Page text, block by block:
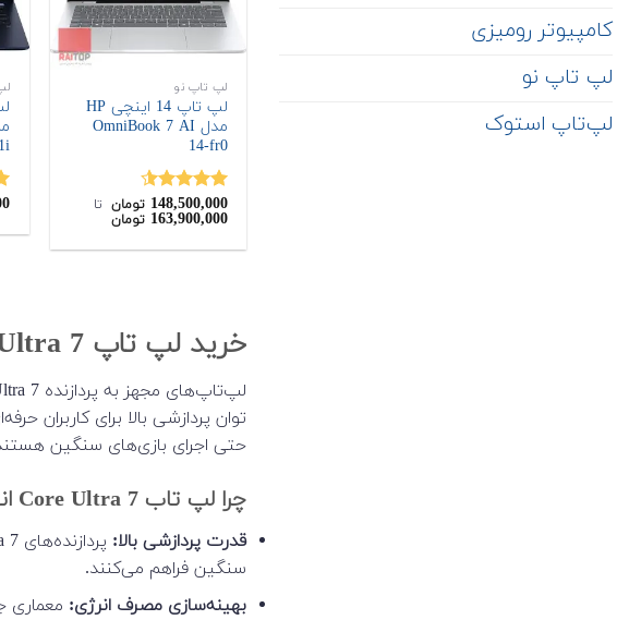
کامپیوتر رومیزی
لپ تاپ نو
لپ‌تاپ استوک
لپ تاپ نو
لپ تاپ 14 اینچی HP
مدل OmniBook 7 AI
14-fr0
نمره4.50
از 5
148,500,000 تومان ‌ تا ‌
163,900,000 تومان
خرید لپ تاپ Core Ultra 7
توان پردازشی بالا برای کاربران
حتی اجرای بازی‌های سنگین
چرا لپ تاب Core Ultra 7 انتخاب مناسبی است؟
قدرت پردازشی بالا:
سنگین فراهم می‌کنند.
بهینه‌سازی مصرف انرژی: معماری